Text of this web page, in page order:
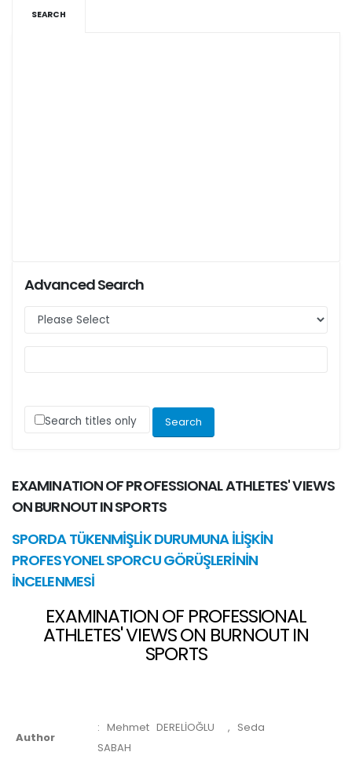
SEARCH
Advanced Search
Search titles only
EXAMINATION OF PROFESSIONAL ATHLETES' VIEWS
ON BURNOUT IN SPORTS
SPORDA TÜKENMİŞLİK DURUMUNA İLİŞKİN
PROFESYONEL SPORCU GÖRÜŞLERİNİN
İNCELENMESİ
EXAMINATION OF PROFESSIONAL
ATHLETES' VIEWS ON BURNOUT IN
SPORTS
Author
: Mehmet DERELİOĞLU
, Seda
SABAH